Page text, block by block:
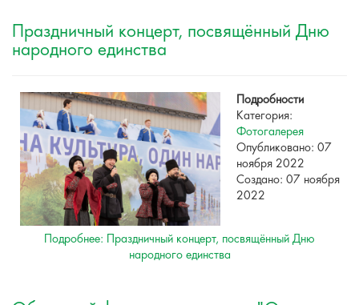
Праздничный концерт, посвящённый Дню
народного единства
Подробности
Категория:
Фотогалерея
Опубликовано: 07
ноября 2022
Создано: 07 ноября
2022
Подробнее: Праздничный концерт, посвящённый Дню
народного единства